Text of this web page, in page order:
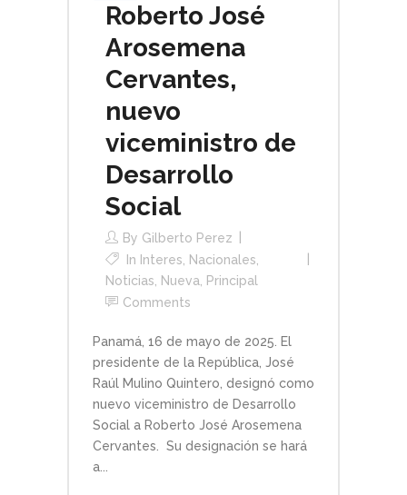
Roberto José
Arosemena
Cervantes,
nuevo
viceministro de
Desarrollo
Social
By Gilberto Perez
In Interes Nacionales
Noticias
Nueva
Principal
Comments
Panamá, 16 de mayo de 2025. El
presidente de la República, José
Raúl Mulino Quintero, designó como
nuevo viceministro de Desarrollo
Social a Roberto José Arosemena
Cervantes. Su designación se hará
a...